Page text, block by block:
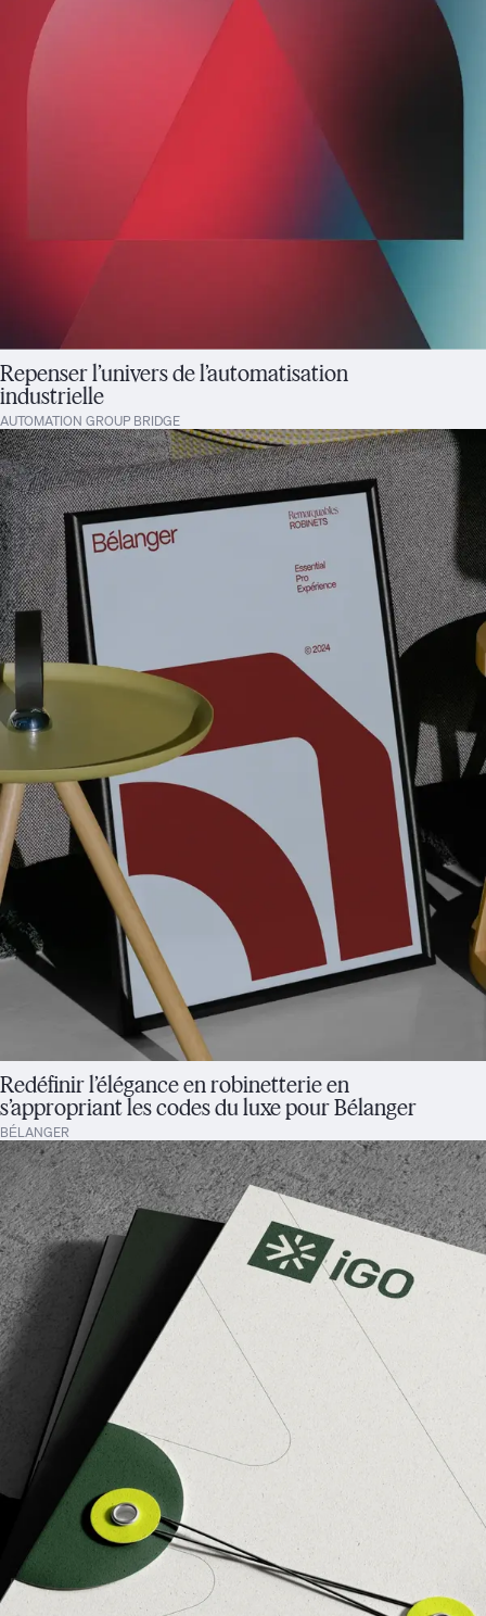
Repenser l’univers de l’automatisation
industrielle
AUTOMATION GROUP BRIDGE
Redéfinir l’élégance en robinetterie en
s’appropriant les codes du luxe pour Bélanger
BÉLANGER